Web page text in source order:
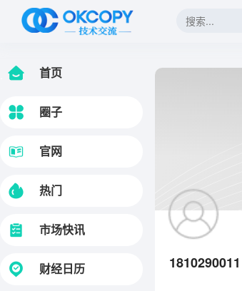
首页
圈子
官网
热门
市场快讯
财经日历 1810290011